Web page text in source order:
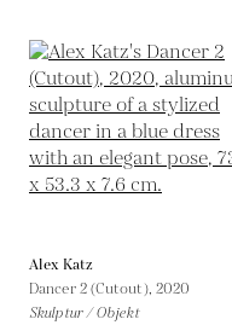
Alex Katz
Dancer 2 (Cutout), 2020
Skulptur / Objekt